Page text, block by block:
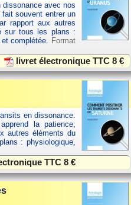
avec nos
souvent entrer un
rapport aux autres
sur tous les plans :
complétée. Format
livret électronique TTC8 €
en dissonance.
la patience,
autres éléments du
: physiologique,
TTC8 €